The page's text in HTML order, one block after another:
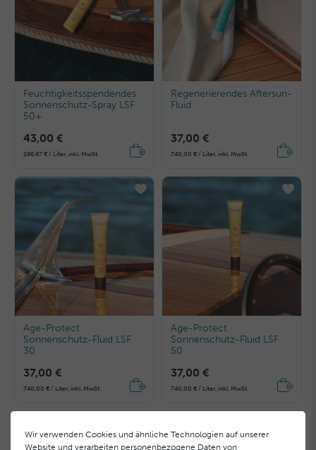
Feuchtigkeitsspendendes
Sonnenschutz-Spray LSF
50+
43,00 €
286,67 € / Liter, inkl. MwSt.
Regenerierendes Aftersun-
Fluid
37,00 €
740,00 € / Liter, inkl. MwSt.
Age-Protect
Sonnenschutz-Fluid LSF
30
37,00 €
740,00 € / Liter, inkl. MwSt.
Age-Protect
Sonnenschutz-Fluid LSF
50
37,00 €
740,00 € / Liter, inkl. MwSt.
Wir verwenden Cookies und ähnliche Technologien auf unserer
Website und verarbeiten personenbezogene Daten von